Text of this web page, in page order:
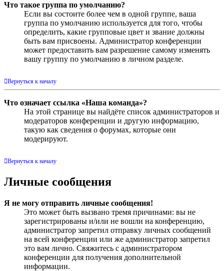
Что такое группа по умолчанию?
Если вы состоите более чем в одной группе, ваша
группа по умолчанию используется для того, чтобы
определить, какие групповые цвет и звание должны
быть вам присвоены. Администратор конференции
может предоставить вам разрешение самому изменять
вашу группу по умолчанию в личном разделе.
Вернуться к началу
Что означает ссылка «Наша команда»?
На этой странице вы найдёте список администраторов и
модераторов конференции и другую информацию,
такую как сведения о форумах, которые они
модерируют.
Вернуться к началу
Личные сообщения
Я не могу отправить личные сообщения!
Это может быть вызвано тремя причинами: вы не
зарегистрированы и/или не вошли на конференцию,
администратор запретил отправку личных сообщений
на всей конференции или же администратор запретил
это вам лично. Свяжитесь с администратором
конференции для получения дополнительной
информации.